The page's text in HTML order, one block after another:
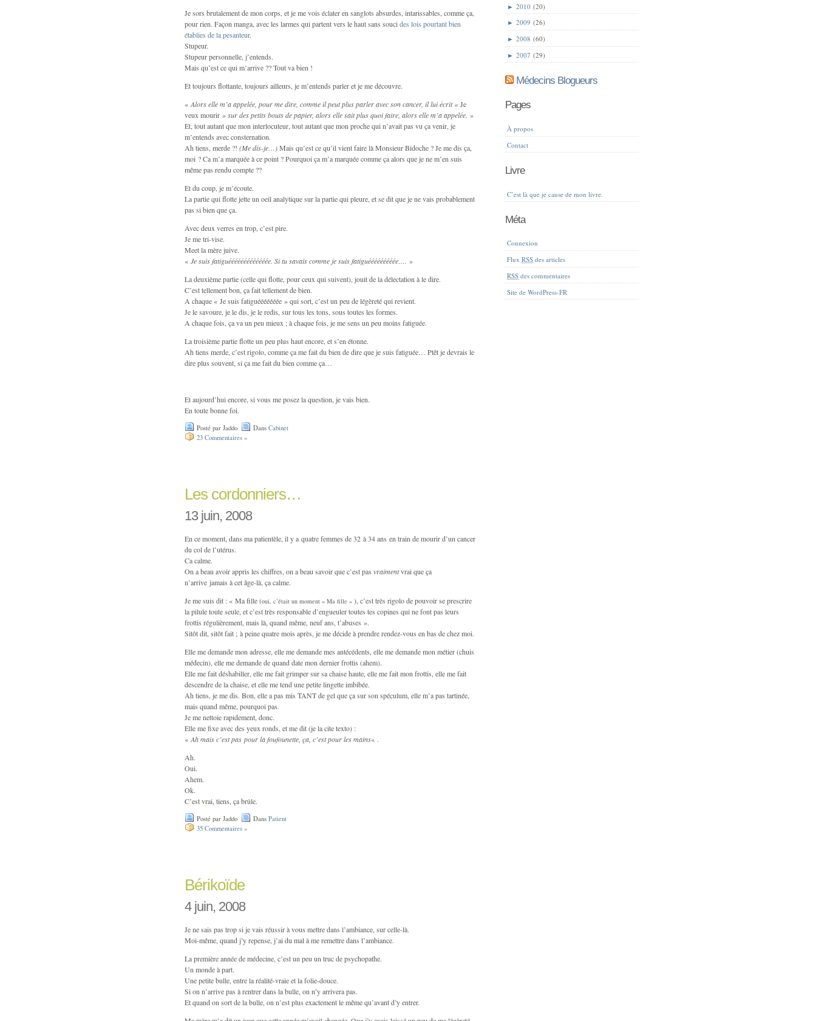
Je sors brutalement de mon corps, et je me vois éclater en sanglots absurdes, intarissables, comme ça,
pour rien. Façon manga, avec les larmes qui partent vers le haut sans soucides lois pourtant bien
établies de la pesanteur.
Stupeur.
Stupeur personnelle, j’entends.
Mais qu’est ce qui m’arrive ?? Tout va bien !
Et toujours flottante, toujours ailleurs, je m’entends parler et je me découvre.
« Alors elle m’a appelée, pour me dire, comme il peut plus parler avec son cancer, il lui écrit «Je
veux mourir » sur des petits bouts de papier, alors elle sait plus quoi faire, alors elle m’a appelée. »
Et, tout autant que mon interlocuteur, tout autant que mon proche qui n’avait pas vu ça venir, je
m’entends avec consternation.
Ah tiens, merde ?! (Me dis-je…)Mais qu’est ce qu’il vient faire là Monsieur Bidoche ? Je me dis ça,
moi ? Ca m’a marquée à ce point ? Pourquoi ça m’a marquée comme ça alors que je ne m’en suis
même pas rendu compte ??
Et du coup, je m’écoute.
La partie qui flotte jette un oeil analytique sur la partie qui pleure, et se dit que je ne vais probablement
pas si bien que ça.
Avec deux verres en trop, c’est pire.
Je me tri-vise.
Meet la mère juive.
« Je suis fatiguééééééééééééée. Si tu savais comme je suis fatiguééééééééée…. »
La deuxième partie (celle qui flotte, pour ceux qui suivent), jouit de la délectation à le dire.
C’est tellement bon, ça fait tellement de bien.
A chaque « Je suis fatiguééééééée » qui sort, c’est un peu de légèreté qui revient.
Je le savoure, je le dis, je le redis, sur tous les tons, sous toutes les formes.
A chaque fois, ça va un peu mieux ; à chaque fois, je me sens un peu moins fatiguée.
La troisième partie flotte un peu plus haut encore, et s’en étonne.
Ah tiens merde, c’est rigolo, comme ça me fait du bien de dire que je suis fatiguée… Ptêt je devrais le
dire plus souvent, si ça me fait du bien comme ça…
Et aujourd’hui encore, si vous me posez la question, je vais bien.
En toute bonne foi.
Posté par Jaddo Dans Cabinet
23 Commentaires »
Les cordonniers…
13 juin, 2008
En ce moment, dans ma patientèle, il y a quatre femmes de 32 à 34 ans en train de mourir d’un cancer
du col de l’utérus.
Ca calme.
On a beau avoir appris les chiffres, on a beau savoir que c’est pas vraimentvrai que ça
n’arrive jamais à cet âge-là, ça calme.
Je me suis dit : « Ma fille (oui, c’était un moment « Ma fille » ), c’est très rigolo de pouvoir se prescrire
la pilule toute seule, et c’est très responsable d’engueuler toutes tes copines qui ne font pas leurs
frottis régulièrement, mais là, quand même, neuf ans, t’abuses ».
Sitôt dit, sitôt fait ; à peine quatre mois après, je me décide à prendre rendez-vous en bas de chez moi.
Elle me demande mon adresse, elle me demande mes antécédents, elle me demande mon métier (chuis
médecin), elle me demande de quand date mon dernier frottis (ahem).
Elle me fait déshabiller, elle me fait grimper sur sa chaise haute, elle me fait mon frottis, elle me fait
descendre de la chaise, et elle me tend une petite lingette imbibée.
Ah tiens, je me dis. Bon, elle a pas mis TANT de gel que ça sur son spéculum, elle m’a pas tartinée,
mais quand même, pourquoi pas.
Je me nettoie rapidement, donc.
Elle me fixe avec des yeux ronds, et me dit (je la cite texto) :
« Ah mais c’est pas pour la foufounette, ça, c’est pour les mains« .
Ah.
Oui.
Ahem.
Ok.
C’est vrai, tiens, ça brûle.
Posté par Jaddo Dans Patient
35 Commentaires »
Bérikoïde
4 juin, 2008
Je ne sais pas trop si je vais réussir à vous mettre dans l’ambiance, sur celle-là.
Moi-même, quand j’y repense, j’ai du mal à me remettre dans l’ambiance.
La première année de médecine, c’est un peu un truc de psychopathe.
Un monde à part.
Une petite bulle, entre la réalité-vraie et la folie-douce.
Si on n’arrive pas à rentrer dans la bulle, on n’y arrivera pas.
Et quand on sort de la bulle, on n’est plus exactement le même qu’avant d’y entrer.
►2010 (20)
►2009 (26)
►2008 (60)
►2007 (29)
Médecins Blogueurs
Pages
À propos
Contact
Livre
C’est là que je cause de mon livre.
Méta
Connexion
FluxRSS des articles
RSS des commentaires
Site de WordPress-FR